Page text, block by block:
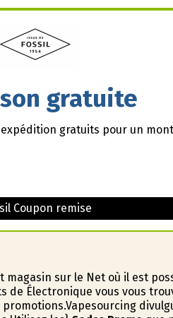
gratuite
gratuits pour un
Coupon remise
sur le Net où il est
de Électronique vous vous